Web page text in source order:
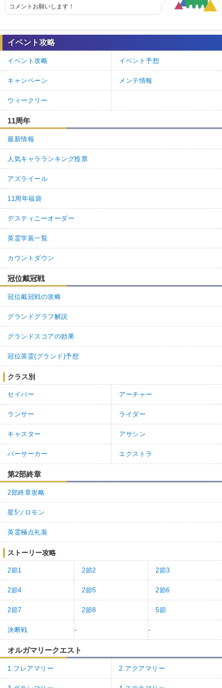
コメントお願いします！
イベント攻略
イベント攻略 イベント予想
キャンペーン メンテ情報
ウィークリー
11周年
最新情報
人気キャラランキング投票
アズライール
11周年福袋
デスティニーオーダー
英霊学装一覧
カウントダウン
冠位戴冠戦
冠位戴冠戦の攻略
グランドグラフ解説
グランドスコアの効果
冠位英霊(グランド)予想
クラス別
セイバー アーチャー
ランサー ライダー
キャスター アサシン
バーサーカー エクストラ
第2部終章
2部終章攻略
星5ソロモン
英霊極点礼装
ストーリー攻略
2節1 2節2 2節3
2節4 2節5 2節6
2節7 2節8 5節
決断戦 - -
オルガマリークエスト
1.フレアマリー 2.アクアマリー